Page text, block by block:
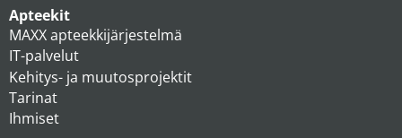
Apteekit
MAXX apteekkijärjestelmä
IT-palvelut
Kehitys- ja muutosprojektit
Tarinat
Ihmiset